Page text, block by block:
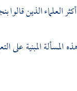
الذين قالوا
المبنية على